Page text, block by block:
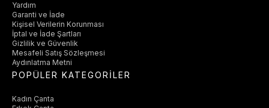
Yardım
Garanti ve İade
Kişisel Verilerin Korunması
İptal ve İade Şartları
Gizlilik ve Güvenlik
Mesafeli Satış Sözleşmesi
Aydınlatma Metni
POPÜLER KATEGORİLER
Kadın Çanta